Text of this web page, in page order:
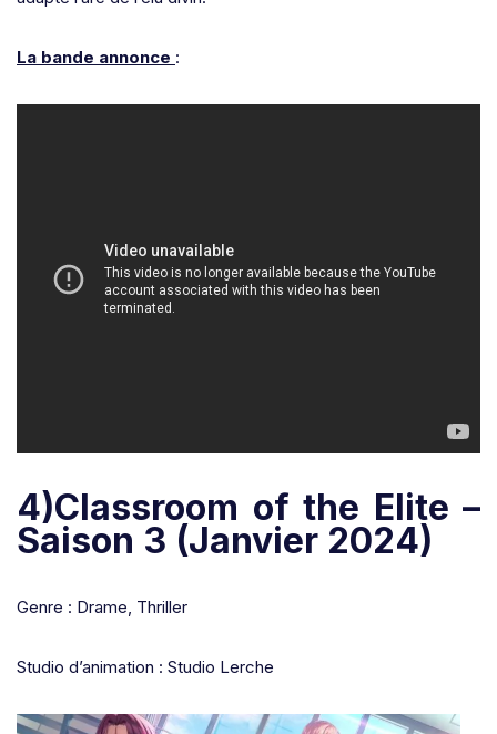
La bande annonce :
4)Classroom of the Elite –
Saison 3 (Janvier 2024)
Genre : Drame, Thriller
Studio d’animation : Studio Lerche